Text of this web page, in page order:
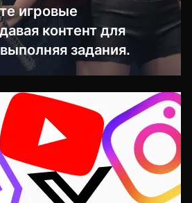
игровые
контент для
задания.